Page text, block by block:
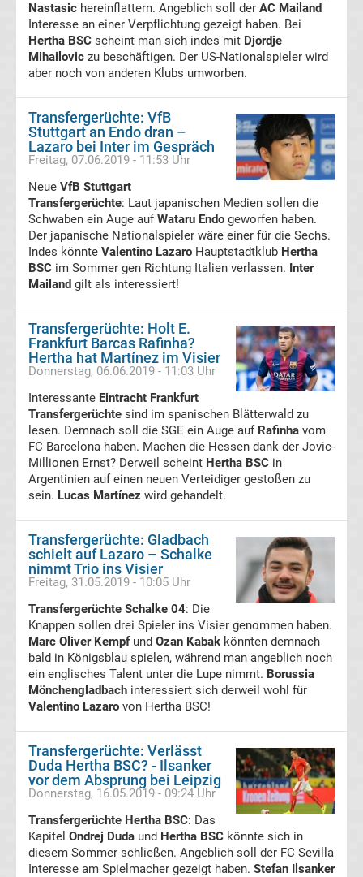
Transfergerüchte
SpVgg
Fürth
SpVgg
Unterhaching
Transfergerüchte
SV
Darmstadt
98
Transfergerüchte
SV
Meppen
Transfergerüchte
Waldhof
Mannheim
Transfergerüchte
TSG
1899
Transfergerüchte
Nastasic hereinflattern. Angeblich soll der AC Mailand
Interesse an einer Verpflichtung gezeigt haben. Bei
Hertha BSC scheint man sich indes mit Djordje
Mihailovic zu beschäftigen. Der US-Nationalspieler wird
aber noch von anderen Klubs umworben.
Transfergerüchte: VfB
Stuttgart an Endo dran –
Lazaro bei Inter im Gespräch
Freitag, 07.06.2019 - 11:53 Uhr
Neue VfB Stuttgart
Transfergerüchte: Laut japanischen Medien sollen die
Schwaben ein Auge aufWataru Endo geworfen haben.
Der japanische Nationalspieler wäre einer für die Sechs.
Indes könnte Valentino Lazaro Hauptstadtklub Hertha
BSC im Sommer gen Richtung Italien verlassen. Inter
Mailand gilt als interessiert!
Transfergerüchte: Holt E.
Frankfurt Barcas Rafinha?
Hertha hat Martínez im Visier
Donnerstag, 06.06.2019 - 11:03 Uhr
Interessante Eintracht Frankfurt
Transfergerüchte sind im spanischen Blätterwald zu
lesen. Demnach soll die SGE ein Auge auf Rafinha vom
FC Barcelona haben. Machen die Hessen dank der Jovic-
Millionen Ernst? Derweil scheint Hertha BSC in
Argentinien auf einen neuen Verteidiger gestoßen zu
sein. Lucas Martínez wird gehandelt.
Transfergerüchte: Gladbach
schielt auf Lazaro – Schalke
nimmt Trio ins Visier
Freitag, 31.05.2019 - 10:05 Uhr
Transfergerüchte Schalke 04: Die
Knappen sollen drei Spieler ins Visier genommen haben.
Marc Oliver Kempfund Ozan Kabak könnten demnach
bald in Königsblau spielen, während man angeblich noch
ein englisches Talent unter die Lupe nimmt. Borussia
Mönchengladbach interessiert sich derweil wohl für
Valentino Lazaro von Hertha BSC!
Transfergerüchte: Verlässt
Duda Hertha BSC? - Ilsanker
vor dem Absprung bei Leipzig
Donnerstag, 16.05.2019 - 09:24 Uhr
Transfergerüchte Hertha BSC: Das
Kapitel Ondrej Duda und Hertha BSC könnte sich in
diesem Sommer schließen. Angeblich soll der FC Sevilla
Interesse am Spielmacher gezeigt haben. Stefan Ilsanker